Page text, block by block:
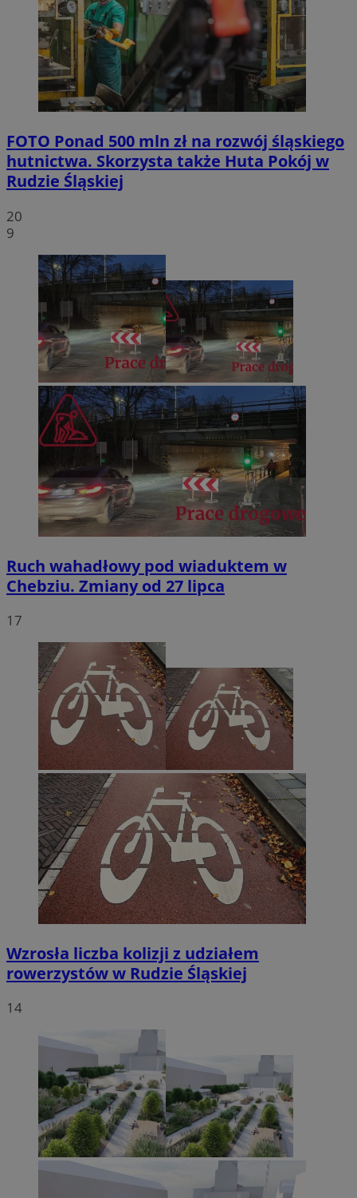
FOTO Ponad 500 mln zł na rozwój śląskiego
hutnictwa. Skorzysta także Huta Pokój w
Rudzie Śląskiej
20
9
Ruch wahadłowy pod wiaduktem w
Chebziu. Zmiany od 27 lipca
17
Wzrosła liczba kolizji z udziałem
rowerzystów w Rudzie Śląskiej
14